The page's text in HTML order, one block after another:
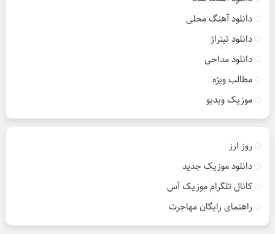
دانلود آهنگ محلی
دانلود تیتراژ
دانلود مداحی
مطالب ویژه
موزیک ویدیو
روز ارز
دانلود موزیک جدید
کانال تلگرام موزیک آس
راهنمای رایگان مهاجرت